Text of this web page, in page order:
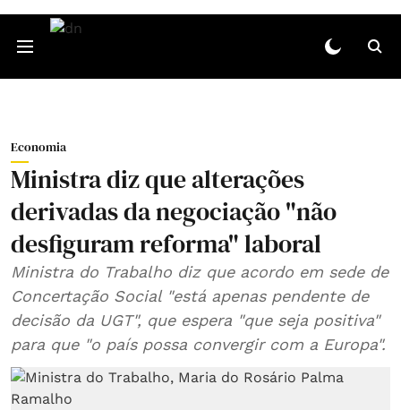
Economia
Ministra diz que alterações
derivadas da negociação "não
desfiguram reforma" laboral
Ministra do Trabalho diz que acordo em sede de
Concertação Social "está apenas pendente de
decisão da UGT", que espera "que seja positiva"
para que "o país possa convergir com a Europa".